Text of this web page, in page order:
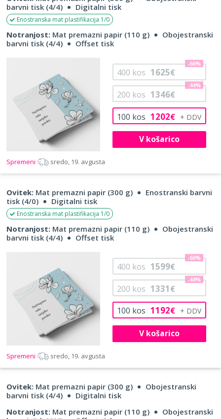
barvni tisk (4/4)
Digitalni tisk
Enostranska mat plastifikacija 1/0
Notranjost: Mat premazni papir (110 g)
Obojestranski
barvni tisk (4/4)
Offset tisk
100 kos 1202€
200 kos 1346€
-44%
400 kos 1625€
-66%
V košarico
Spremeni sredo, 19. avgusta
Ovitek: Mat premazni papir (300 g)
Enostranski barvni
tisk (4/0)
Digitalni tisk
Enostranska mat plastifikacija 1/0
Notranjost: Mat premazni papir (110 g)
Obojestranski
barvni tisk (4/4)
Offset tisk
100 kos 1192€
200 kos 1331€
-44%
400 kos 1599€
-66%
V košarico
Spremeni sredo, 19. avgusta
Ovitek: Mat premazni papir (300 g)
Obojestranski
barvni tisk (4/4)
Digitalni tisk
Notranjost: Mat premazni papir (110 g)
Obojestranski